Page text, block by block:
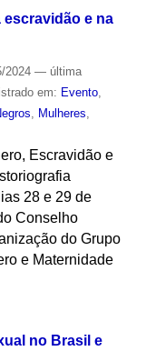
e na
2024 — última
em: Evento,
, Mulheres,
Escravidão e
28 e 29 de
Conselho
do Grupo
e Maternidade
no Brasil e